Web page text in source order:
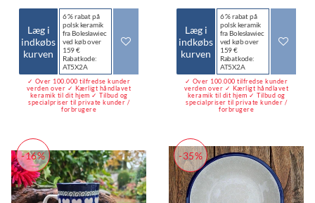
Læg i
indkøbs
kurven
6 % rabat på
polsk keramik
fra Bolesławiec
ved køb over
159 €
Rabatkode:
AT5X2A
✓ Over 100.000 tilfredse kunder
verden over ✓ Kærligt håndlavet
keramik til dit hjem ✓ Tilbud og
specialpriser til private kunder /
forbrugere
Læg i
indkøbs
kurven
6 % rabat på
polsk keramik
fra Bolesławiec
ved køb over
159 €
Rabatkode:
AT5X2A
✓ Over 100.000 tilfredse kunder
verden over ✓ Kærligt håndlavet
keramik til dit hjem ✓ Tilbud og
specialpriser til private kunder /
forbrugere
-16% -35%